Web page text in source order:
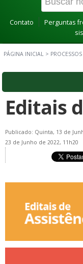
Contato Perguntas
PÁGINA INICIAL >
Editais
Publicado: Quinta, 13 de
23 de Junho de 2022, 11h20